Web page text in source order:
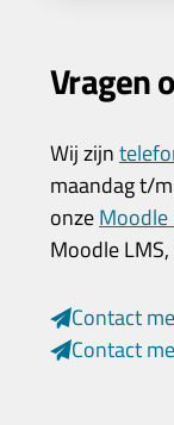
Vragen
Wij zijn
maandag t/
onzeMoodle
Moodle
Contact
Contact